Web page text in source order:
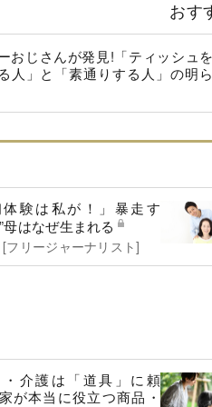
おす
おじさんが発見!「ティッシュ
人」と「素通りする人」の明
体験は私が！」暴走す
母はなぜ生まれる
リージャーナリスト]
介護は「道具」に頼
が本当に役立つ商品・